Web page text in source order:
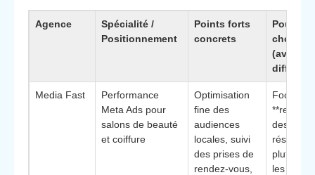
Agence
Spécialité /
Positionnement
Points forts
concrets
choisir
Media Fast
Performance
Meta Ads pour
salons de beauté
et coiffure
Optimisation
fine des
audiences
locales, suivi
des prises de
rendez-vous,
Focus
des
plutôt
les